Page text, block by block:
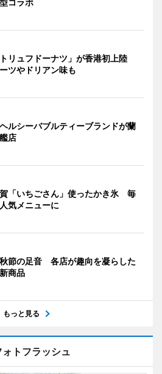
リュフドーナツ」が香港初上陸
ツやドリアン味も
ルシーバブルティーブランドが蘭
店
「いちごさん」使ったかき氷 毎
気メニューに
節の足音 各店が趣向を凝らした
商品
もっと見る
ォトフラッシュ